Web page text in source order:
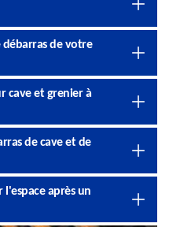
de votre
cave et grenier à
de cave et de
après un